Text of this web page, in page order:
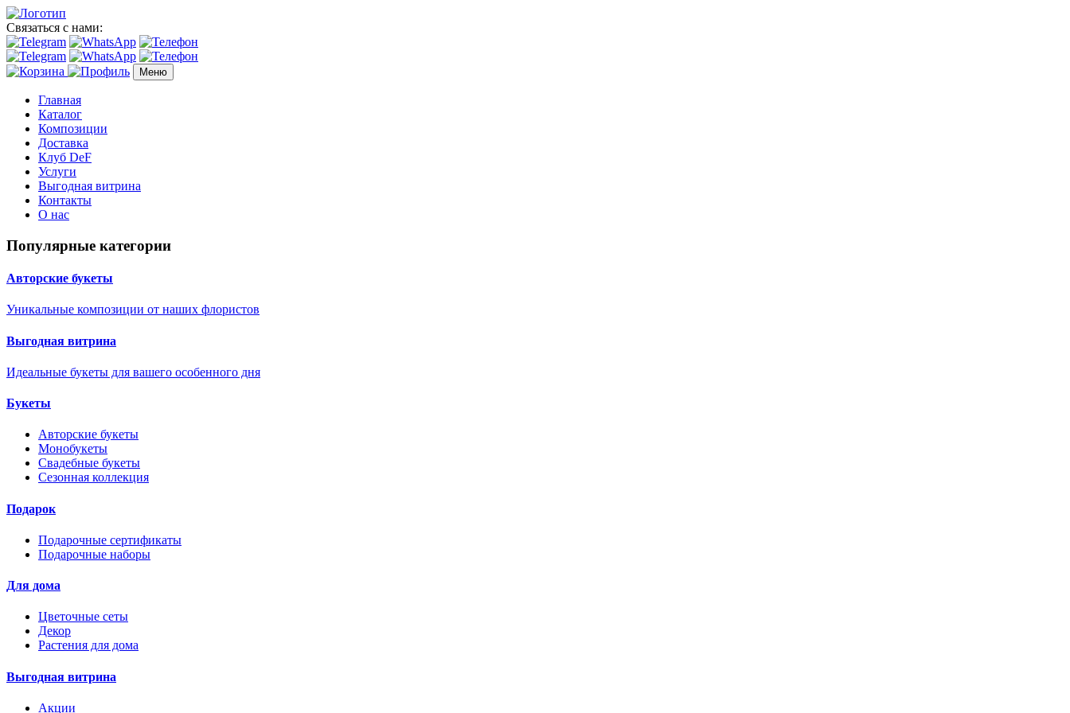
Связаться с нами:
Меню
Главная
Каталог
Композиции
Доставка
Клуб DeF
Услуги
Выгодная витрина
Контакты
О нас
Популярные категории
Авторские букеты
Уникальные композиции от наших флористов
Выгодная витрина
Идеальные букеты для вашего особенного дня
Букеты
Авторские букеты
Монобукеты
Свадебные букеты
Сезонная коллекция
Подарок
Подарочные сертификаты
Подарочные наборы
Для дома
Цветочные сеты
Декор
Растения для дома
Выгодная витрина
Акции